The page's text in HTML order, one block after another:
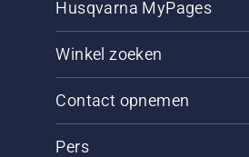
Husqvarna MyPages
Winkel zoeken
Contact opnemen
Pers